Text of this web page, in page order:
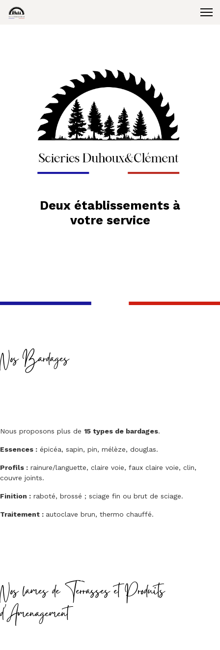
Deux établissements à
votre service
Nos Bardages
Nous proposons plus de 15 types de bardages.
Essences : épicéa, sapin, pin, mélèze, douglas.
Profils : rainure/languette, claire voie, faux claire voie, clin,
couvre joints.
Finition : raboté, brossé ; sciage fin ou brut de sciage.
Traitement : autoclave brun, thermo chauffé.
Nos lames de Terrasses et Produits
d'Amenagement